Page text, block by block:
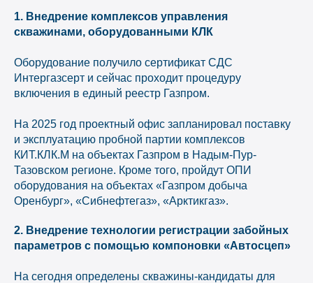
1. Внедрение комплексов управления
скважинами, оборудованными КЛК
Оборудование получило сертификат СДС
Интергазсерт и сейчас проходит процедуру
включения в единый реестр Газпром.
На 2025 год проектный офис запланировал поставку
и эксплуатацию пробной партии комплексов
КИТ.КЛК.М на объектах Газпром в Надым-Пур-
Тазовском регионе. Кроме того, пройдут ОПИ
оборудования на объектах «Газпром добыча
Оренбург», «Сибнефтегаз», «Арктикгаз».
2. Внедрение технологии регистрации забойных
параметров с помощью компоновки «Автосцеп»
На сегодня определены скважины-кандидаты для